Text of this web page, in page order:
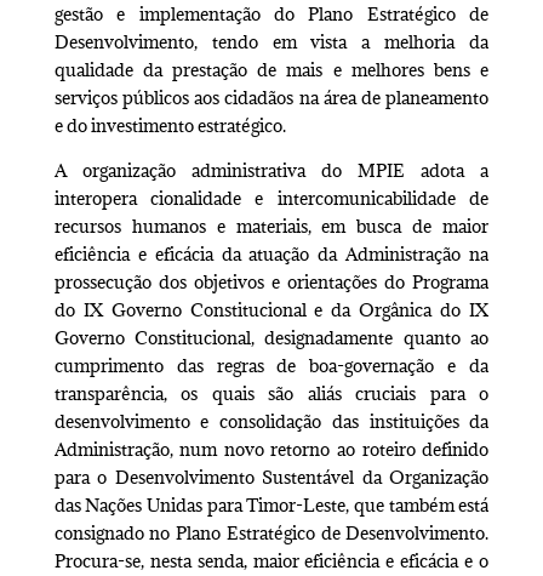
gestão e implementação do Plano Estratégico de
Desenvolvimento, tendo em vista a melhoria da
qualidade da prestação de mais e melhores bens e
serviços públicos aos cidadãos na área de planeamento
e do investimento estratégico.
A organização administrativa do MPIE adota a
interopera cionalidade e intercomunicabilidade de
recursos humanos e materiais, em busca de maior
eficiência e eficácia da atuação da Administração na
prossecução dos objetivos e orientações do Programa
do IX Governo Constitucional e da Orgânica do IX
Governo Constitucional, designadamente quanto ao
cumprimento das regras de boa-governação e da
transparência, os quais são aliás cruciais para o
desenvolvimento e consolidação das instituições da
Administração, num novo retorno ao roteiro definido
para o Desenvolvimento Sustentável da Organização
das Nações Unidas para Timor-Leste, que também está
consignado no Plano Estratégico de Desenvolvimento.
Procura-se, nesta senda, maior eficiência e eficácia e o